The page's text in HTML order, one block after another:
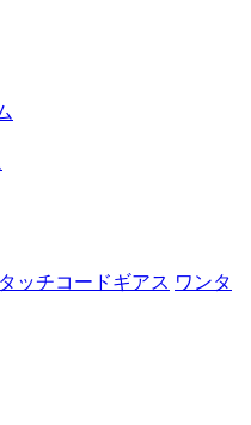
ッチコードギアス ワンタ